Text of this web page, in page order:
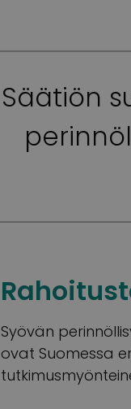
Säätiön
Syövän
ovat Suomessa